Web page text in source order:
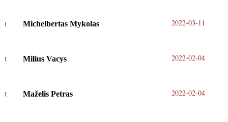
Michelbertas Mykolas 2022-03-11
Milius Vacys 2022-02-04
Maželis Petras 2022-02-04